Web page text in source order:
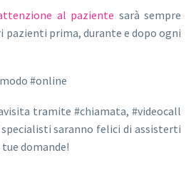
al paziente sarà sempre
pazienti prima, durante e dopo ogni
#online
tramite #chiamata, #videocall
saranno felici di assisterti
domande!